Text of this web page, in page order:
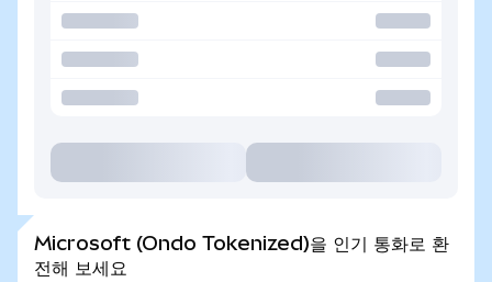
Microsoft (Ondo Tokenized)을 인기 통화로 환
전해 보세요